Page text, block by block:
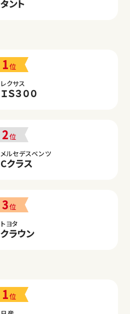
タント
1位
レクサス
ＩＳ３００
2位
メルセデスベンツ
Cクラス
3位
トヨタ
クラウン
1位